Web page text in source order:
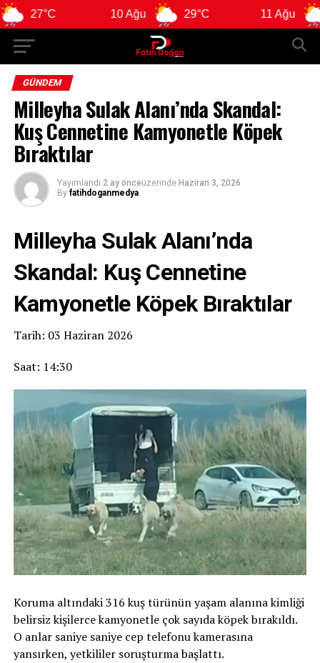
29°C 29°C
GÜNDEM
Milleyha Sulak Alanı’nda Skandal:
Kuş Cennetine Kamyonetle Köpek
Bıraktılar
Yayımlandı 2 ay önceüzerinde Haziran 3, 2026
By fatihdoganmedya
Milleyha Sulak Alanı’nda
Skandal: Kuş Cennetine
Kamyonetle Köpek Bıraktılar
Tarih: 03 Haziran 2026
Saat: 14:30
Koruma altındaki 316 kuş türünün yaşam alanına kimliği
belirsiz kişilerce kamyonetle çok sayıda köpek bırakıldı.
O anlar saniye saniye cep telefonu kamerasına
yansırken, yetkililer soruşturma başlattı.